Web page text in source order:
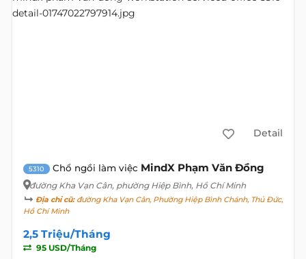
Detail
5310 Chổ ngồi làm việc MindX Phạm Văn Đồng
đường Kha Vạn Cân, phường Hiệp Bình, Hồ Chí Minh
Địa chỉ cũ:đường Kha Vạn Cân, Phường Hiệp Bình Chánh, Thủ Đức,
Hồ Chí Minh
2,5 Triệu/Tháng
95 USD/Tháng